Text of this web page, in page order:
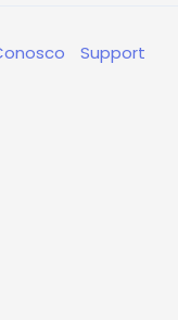
Support